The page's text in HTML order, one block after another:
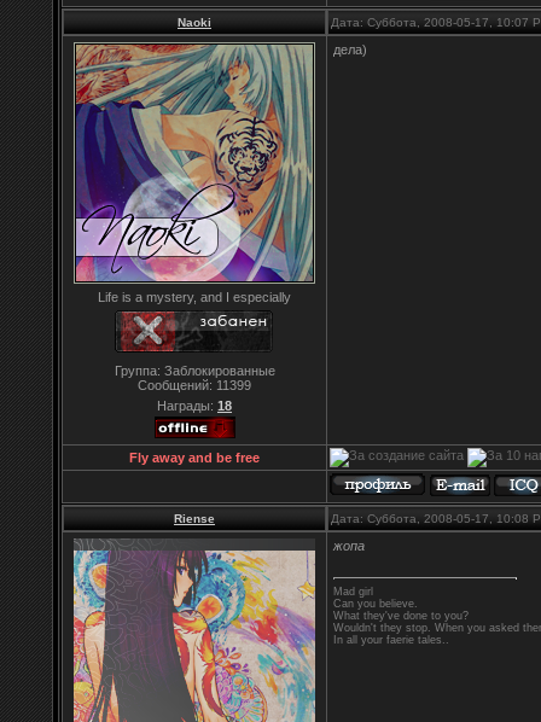
Naoki Дата: Суббота, 2008-05-17, 10:07
Life is a mystery, and I especially
Группа: Заблокированные
Сообщений: 11399
Награды: 18
дела)
Fly away and be free
Riense Дата: Суббота, 2008-05-17, 10:08
жопа
Mad girl
Can you believe.
What they've done to you?
Wouldn't they stop. When you asked
In all your faerie tales..